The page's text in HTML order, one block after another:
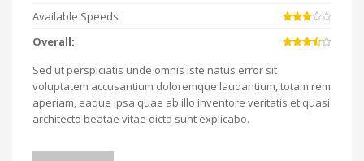
Available Speeds
Overall:
Sed ut perspiciatis unde omnis iste natus error sit
voluptatem accusantium doloremque laudantium, totam rem
aperiam, eaque ipsa quae ab illo inventore veritatis et quasi
architecto beatae vitae dicta sunt explicabo.